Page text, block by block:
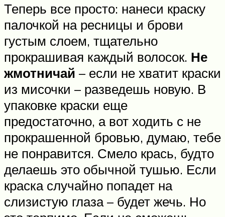
Теперь все просто: нанеси краску
палочкой на ресницы и брови
густым слоем, тщательно
прокрашивая каждый волосок. Не
жмотничай – если не хватит краски
из мисочки – разведешь новую. В
упаковке краски еще
предостаточно, а вот ходить с не
прокрашенной бровью, думаю, тебе
не понравится. Смело крась, будто
делаешь это обычной тушью. Если
краска случайно попадет на
слизистую глаза – будет жечь. Но